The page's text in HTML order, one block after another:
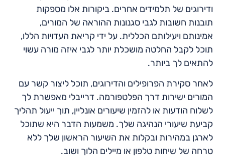
ודירוגים של תלמידים אחרים. ביקורות אלו מספקות
תובנות חשובות לגבי סגנונות ההוראה של המורים,
אמינותם ויעילותם הכללית. על ידי קריאת העדויות הללו,
תוכל לקבל החלטה מושכלת יותר לגבי איזה מורה עשוי
להתאים לך ביותר.
לאחר סקירת הפרופילים והדירוגים, תוכל ליצור קשר עם
המורים ישירות דרך הפלטפורמה. דרייבלי מאפשרת לך
לשלוח הודעות או להזמין שיעורים אונליין, תוך ייעול תהליך
קביעת שיעורי הנהיגה שלך. משמעות הדבר היא שתוכל
לארגן במהירות ובקלות את השיעור הראשון שלך ללא
טרחה של שיחות טלפון או מיילים הלוך ושוב.